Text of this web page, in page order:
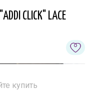
CLICK" LACE
купить